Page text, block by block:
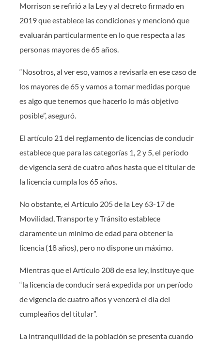
Morrison se refirió a la Ley y al decreto firmado en
2019 que establece las condiciones y mencionó que
evaluarán particularmente en lo que respecta a las
personas mayores de 65 años.
“Nosotros, al ver eso, vamos a revisarla en ese caso de
los mayores de 65 y vamos a tomar medidas porque
es algo que tenemos que hacerlo lo más objetivo
posible”, aseguró.
El artículo 21 del reglamento de licencias de conducir
establece que para las categorías 1, 2 y 5, el período
de vigencia será de cuatro años hasta que el titular de
la licencia cumpla los 65 años.
No obstante, el Artículo 205 de la Ley 63-17 de
Movilidad, Transporte y Tránsito establece
claramente un mínimo de edad para obtener la
licencia (18 años), pero no dispone un máximo.
Mientras que el Artículo 208 de esa ley, instituye que
“la licencia de conducir será expedida por un período
de vigencia de cuatro años y vencerá el día del
cumpleaños del titular”.
La intranquilidad de la población se presenta cuando